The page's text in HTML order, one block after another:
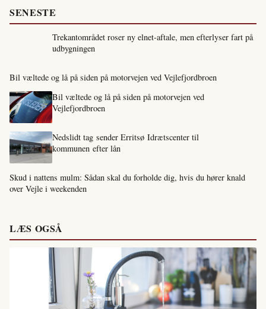
SENESTE
Trekantområdet roser ny elnet-aftale, men efterlyser fart på
udbygningen
Bil væltede og lå på siden på motorvejen ved Vejlefjordbroen
Bil væltede og lå på siden på motorvejen ved
Vejlefjordbroen
Nedslidt tag sender Erritsø Idrætscenter til
kommunen efter lån
Skud i nattens mulm: Sådan skal du forholde dig, hvis du hører knald
over Vejle i weekenden
LÆS OGSÅ